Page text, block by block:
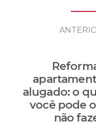
alugado: o
você pode
não